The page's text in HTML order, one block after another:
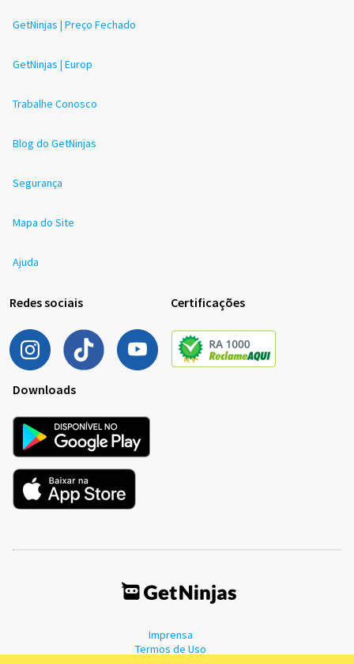
GetNinjas | Preço Fechado
GetNinjas | Europ
Trabalhe Conosco
Blog do GetNinjas
Segurança
Mapa do Site
Ajuda
Redes sociais Certificações
Downloads
Imprensa
Termos de Uso